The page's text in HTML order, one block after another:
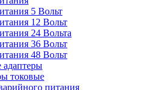
5 Вольт
12 Вольт
24 Вольта
36 Вольт
48 Вольт
адаптеры
токовые
питания